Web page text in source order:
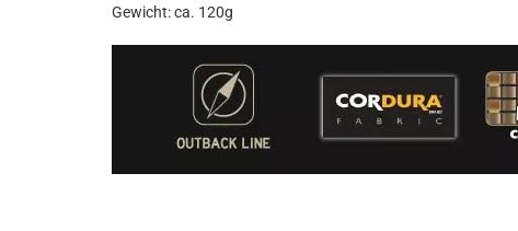
Gewicht: ca. 120g